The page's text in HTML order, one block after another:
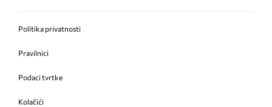
Politika privatnosti
Pravilnici
Podaci tvrtke
Kolačići